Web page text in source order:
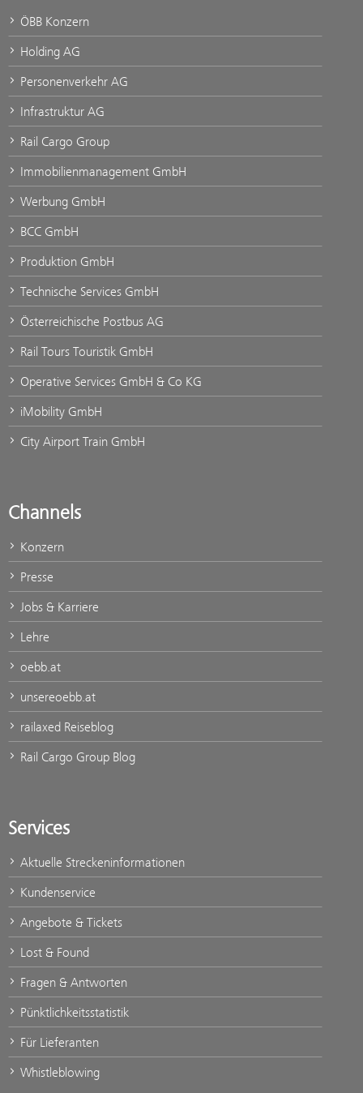
ÖBB Konzern
Holding AG
Personenverkehr AG
Infrastruktur AG
Rail Cargo Group
Immobilienmanagement GmbH
Werbung GmbH
BCC GmbH
Produktion GmbH
Technische Services GmbH
Österreichische Postbus AG
Rail Tours Touristik GmbH
Operative Services GmbH & Co KG
iMobility GmbH
City Airport Train GmbH
Channels
Konzern
Presse
Jobs & Karriere
Lehre
oebb.at
unsereoebb.at
railaxed Reiseblog
Rail Cargo Group Blog
Services
Aktuelle Streckeninformationen
Kundenservice
Angebote & Tickets
Lost & Found
Fragen & Antworten
Pünktlichkeitsstatistik
Für Lieferanten
Whistleblowing